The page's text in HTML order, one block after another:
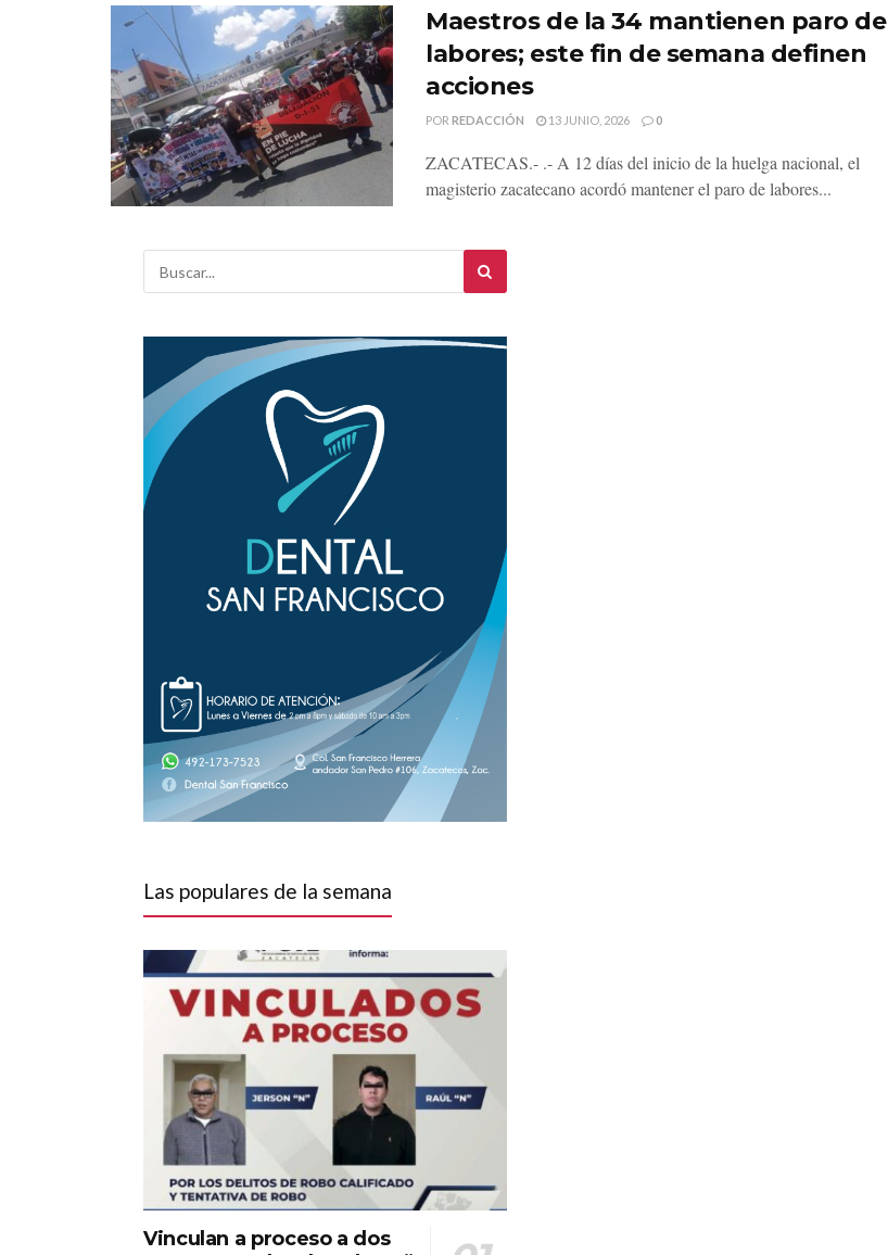
Maestros de la 34 mantienen paro de
labores; este fin de semana definen
acciones
POR REDACCIÓN 13 JUNIO, 2026 0
ZACATECAS.- .- A 12 días del inicio de la huelga nacional, el
magisterio zacatecano acordó mantener el paro de labores...
Las populares de la semana
Vinculan a proceso a dos